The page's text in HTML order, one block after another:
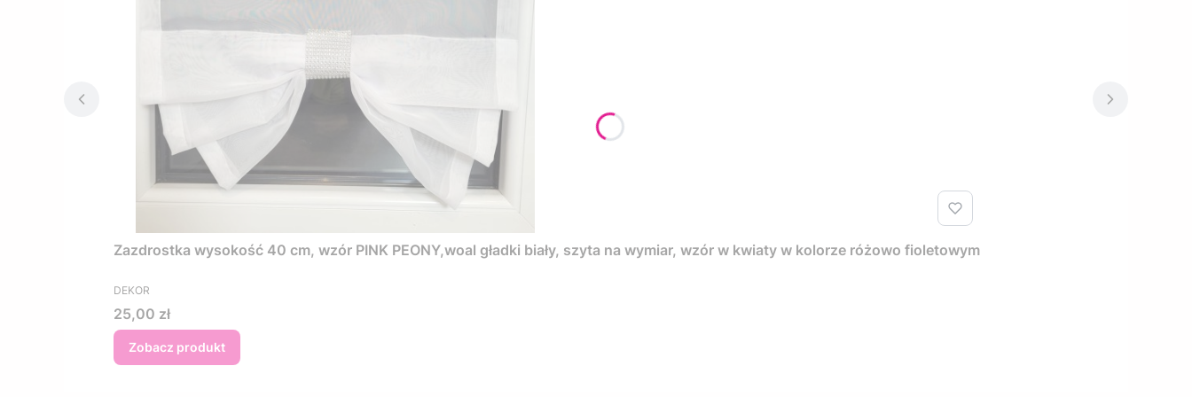
Zazdrostka wysokość 40 cm, wzór PINK PEONY,woal gładki biały, szyta na wymiar, wzór w kwiaty w kolorze różowo fioletowym
PRODUCENT
DEKOR
Cena
25,00 zł
Zobacz produkt